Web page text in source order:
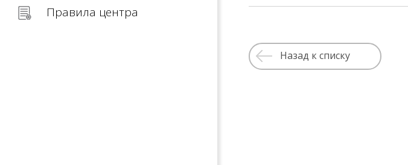
Правила центра
Назад к списку